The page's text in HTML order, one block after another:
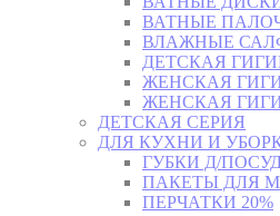
ВАТНЫЕ
ВЛАЖНЫЕ
ДЕТСКАЯ
ЖЕНСКАЯ
ЖЕНСКАЯ
ДЕТСКАЯ СЕРИЯ
ДЛЯ КУХНИ И
ГУБКИ Д/
ПАКЕТЫ ДЛЯ
ПЕРЧАТКИ 20%